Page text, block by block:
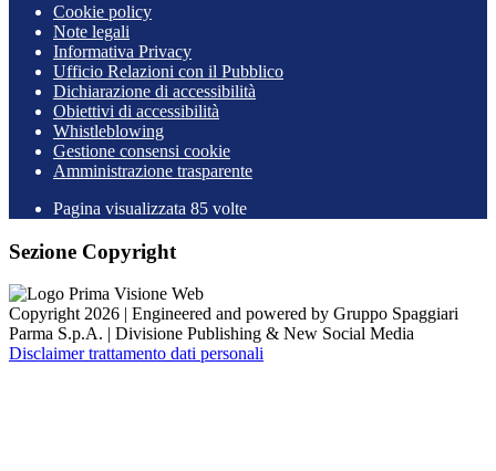
Cookie policy
Note legali
Informativa Privacy
Ufficio Relazioni con il Pubblico
Dichiarazione di accessibilità
Obiettivi di accessibilità
Whistleblowing
Gestione consensi cookie
Amministrazione trasparente
Pagina visualizzata 85 volte
Sezione Copyright
Copyright 2026 | Engineered and powered by Gruppo Spaggiari
Parma S.p.A. | Divisione Publishing & New Social Media
Disclaimer trattamento dati personali